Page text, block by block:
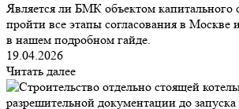
Является ли БМК объектом капитального
пройти все этапы согласования в Москве
в нашем подробном гайде.
19.04.2026
Читать далее